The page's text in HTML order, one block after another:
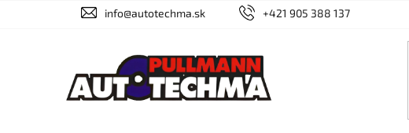
info@autotechma.sk +421 905 388 137